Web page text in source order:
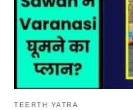
TEERTH YATRA